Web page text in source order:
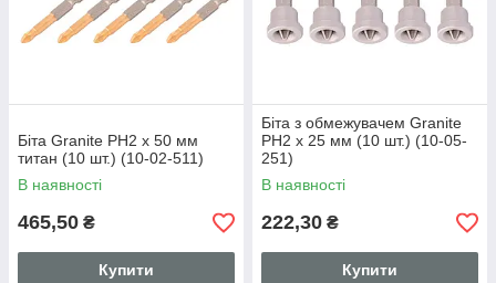
Біта Granite PH2 х 50 мм
титан (10 шт.) (10-02-511)
В наявності
465,50 ₴
Купити
Біта з обмежувачем Granite
PH2 x 25 мм (10 шт.) (10-05-
251)
В наявності
222,30 ₴
Купити